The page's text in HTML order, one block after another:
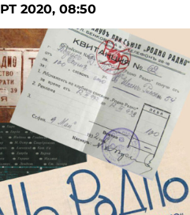
2020, 08:50